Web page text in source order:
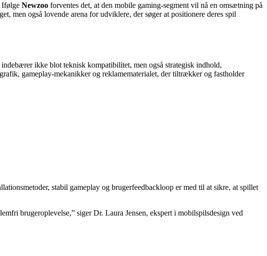
Ifølge Newzoo forventes det, at den mobile gaming-segment vil nå en omsætning på
men også lovende arena for udviklere, der søger at positionere deres spil
ikke blot teknisk kompatibilitet, men også strategisk indhold,
gameplay-mekanikker og reklamematerialet, der tiltrækker og fastholder
stabil gameplay og brugerfeedbackloop er med til at sikre, at spillet
brugeroplevelse,” siger Dr. Laura Jensen, ekspert i mobilspilsdesign ved